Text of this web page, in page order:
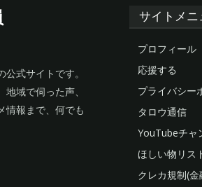
式サイトです。
域で伺った声、
情報まで、何でも
サイトメニ
プロフィール
応援する
プライバシー
タロウ通信
YouTubeチャ
ほしい物リス
クレカ規制(